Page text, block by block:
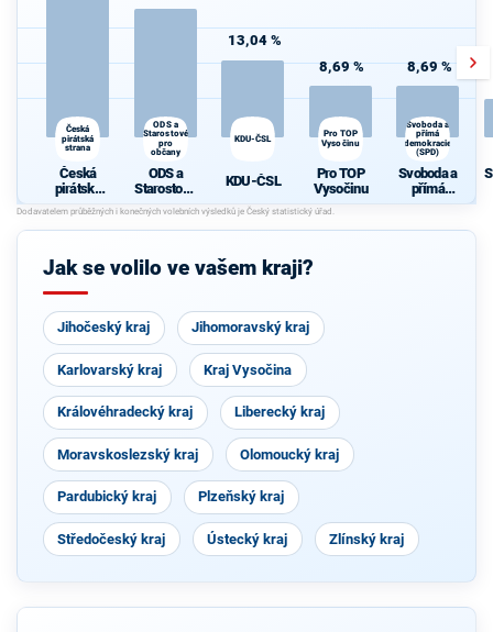
Česká
pirátská
strana
Česká
pirátská
strana
ODS a
Starostové
pro
občany
ODS a
Starostové
pro občany
13,04 %
KDU-ČSL
KDU-ČSL
8,69 %
Pro TOP
Vysočinu
Pro TOP
Vysočinu
8,69 %
Svoboda a
přímá
demokracie
(SPD)
Svoboda a
přímá
demokraci
Jak se volilo ve vašem kraji?
Jihočeský kraj Jihomoravský kraj
Karlovarský kraj Kraj Vysočina
Královéhradecký kraj Liberecký kraj
Moravskoslezský kraj Olomoucký kraj
Pardubický kraj Plzeňský kraj
Středočeský kraj Ústecký kraj Zlínský kraj